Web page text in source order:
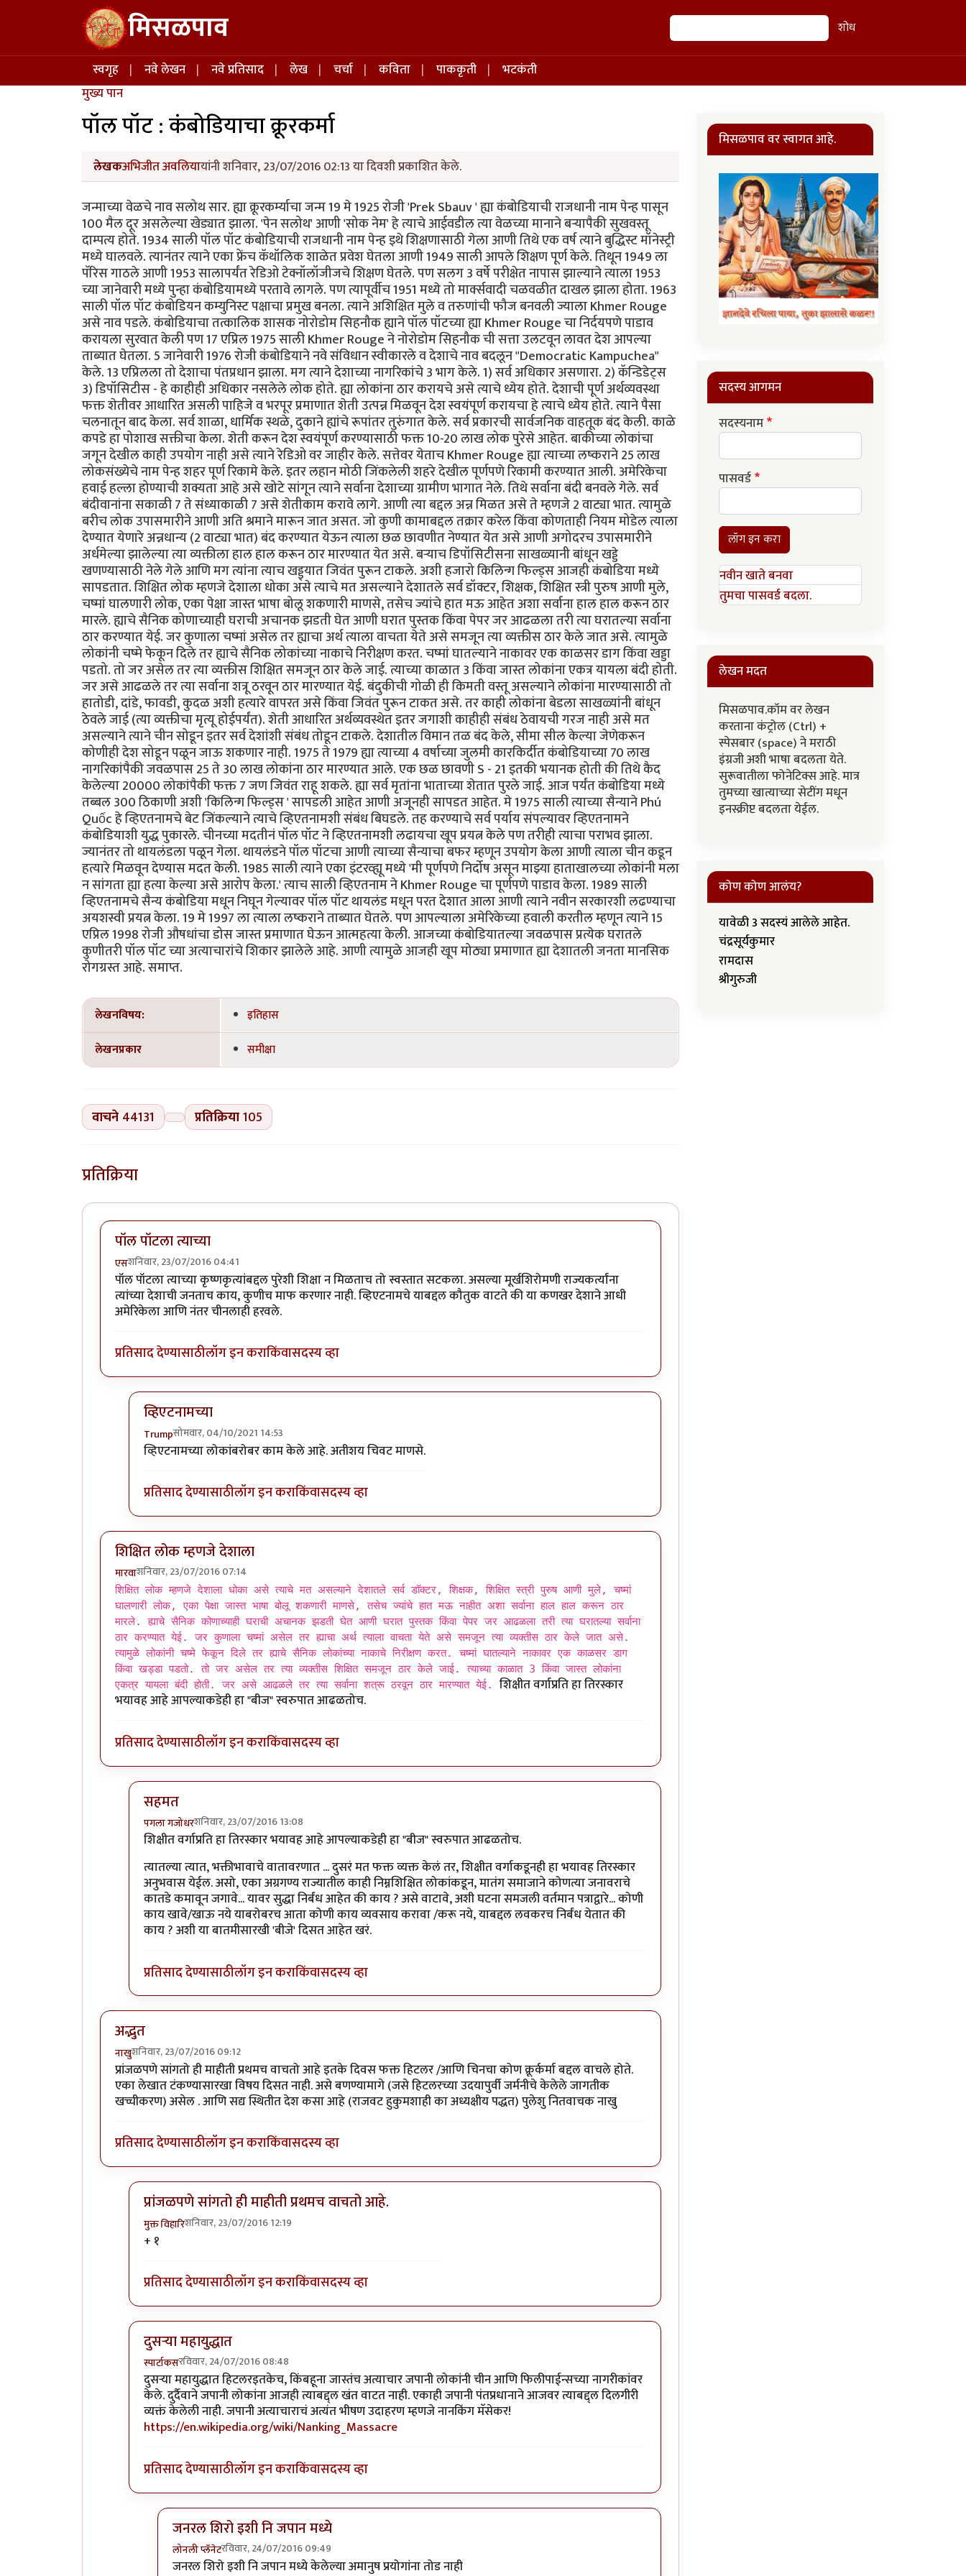
Skip to main content मिसळपाव शोध शोध
Main navigation
स्वगृह नवे लेखन नवे प्रतिसाद लेख चर्चा कविता पाककृती
भटकंती
मुख्य पान
पॉल पॉट : कंबोडियाचा क्रूरकर्मा
लेखकअभिजीत अवलियायांनी शनिवार, 23/07/2016 02:13 या दिवशी प्रकाशित केले.
जन्माच्या वेळचे नाव सलोथ सार. ह्या क्रूरकर्म्याचा जन्म 19 मे 1925 रोजी 'Prek Sbauv ' ह्या कंबोडियाची राजधानी नाम पेन्ह पासून
100 मैल दूर असलेल्या खेड्यात झाला. 'पेन सलोथ' आणी 'सोक नेम' हे त्याचे आईवडील त्या वेळच्या मानाने बऱ्यापैकी सुखवस्तू
दाम्पत्य होते. 1934 साली पॉल पॉट कंबोडियाची राजधानी नाम पेन्ह इथे शिक्षणासाठी गेला आणी तिथे एक वर्ष त्याने बुद्धिस्ट मॉनेस्ट्री
मध्ये घालवले. त्यानंतर त्याने एका फ्रेंच कॅथॉलिक शाळेत प्रवेश घेतला आणी 1949 साली आपले शिक्षण पूर्ण केले. तिथून 1949 ला
पॅरिस गाठले आणी 1953 सालापर्यंत रेडिओ टेक्नॉलॉजीजचे शिक्षण घेतले. पण सलग 3 वर्षे परीक्षेत नापास झाल्याने त्याला 1953
च्या जानेवारी मध्ये पुन्हा कंबोडियामध्ये परतावे लागले. पण त्यापूर्वीच 1951 मध्ये तो मार्क्सवादी चळवळीत दाखल झाला होता. 1963
साली पॉल पॉट कंबोडियन कम्युनिस्ट पक्षाचा प्रमुख बनला. त्याने अशिक्षित मुले व तरुणांची फौज बनवली ज्याला Khmer Rouge
असे नाव पडले. कंबोडियाचा तत्कालिक शासक नोरोडोम सिहनौक ह्याने पॉल पॉटच्या ह्या Khmer Rouge चा निर्दयपणे पाडाव
करायला सुरवात केली पण 17 एप्रिल 1975 साली Khmer Rouge ने नोरोडोम सिहनौक ची सत्ता उलटवून लावत देश आपल्या
ताब्यात घेतला. 5 जानेवारी 1976 रोजी कंबोडियाने नवे संविधान स्वीकारले व देशाचे नाव बदलून "Democratic Kampuchea"
केले. 13 एप्रिलला तो देशाचा पंतप्रधान झाला. मग त्याने देशाच्या नागरिकांचे 3 भाग केले. 1) सर्व अधिकार असणारा. 2) कॅन्डिडेट्स
3) डिपॉसिटीस - हे काहीही अधिकार नसलेले लोक होते. ह्या लोकांना ठार करायचे असे त्याचे ध्येय होते. देशाची पूर्ण अर्थव्यवस्था
फक्त शेतीवर आधारित असली पाहिजे व भरपूर प्रमाणात शेती उत्पन्न मिळवून देश स्वयंपूर्ण करायचा हे त्याचे ध्येय होते. त्याने पैसा
चलनातून बाद केला. सर्व शाळा, धार्मिक स्थळे, दुकाने ह्यांचे रूपांतर तुरुंगात केले. सर्व प्रकारची सार्वजनिक वाहतूक बंद केली. काळे
कपडे हा पोशाख सक्तीचा केला. शेती करून देश स्वयंपूर्ण करण्यासाठी फक्त 10-20 लाख लोक पुरेसे आहेत. बाकीच्या लोकांचा
जगून देखील काही उपयोग नाही असे त्याने रेडिओ वर जाहीर केले. सत्तेवर येताच Khmer Rouge ह्या त्याच्या लष्कराने 25 लाख
लोकसंख्येचे नाम पेन्ह शहर पूर्ण रिकामे केले. इतर लहान मोठी जिंकलेली शहरे देखील पूर्णपणे रिकामी करण्यात आली. अमेरिकेचा
हवाई हल्ला होण्याची शक्यता आहे असे खोटे सांगून त्याने सर्वाना देशाच्या ग्रामीण भागात नेले. तिथे सर्वाना बंदी बनवले गेले. सर्व
बंदीवानांना सकाळी 7 ते संध्याकाळी 7 असे शेतीकाम करावे लागे. आणी त्या बद्दल अन्न मिळत असे ते म्हणजे 2 वाट्या भात. त्यामुळे
बरीच लोक उपासमारीने आणी अति श्रमाने मारून जात असत. जो कुणी कामाबद्दल तक्रार करेल किंवा कोणताही नियम मोडेल त्याला
देण्यात येणारे अन्नधान्य (2 वाट्या भात) बंद करण्यात येऊन त्याला छळ छावणीत नेण्यात येत असे आणी अगोदरच उपासमारीने
अर्धमेल्या झालेल्या त्या व्यक्तीला हाल हाल करून ठार मारण्यात येत असे. बऱ्याच डिपॉसिटीसना साखळ्यानी बांधून खड्डे
खणण्यासाठी नेले गेले आणि मग त्यांना त्याच खड्ड्यात जिवंत पुरून टाकले. अशी हजारो किलिन्ग फिल्ड्स आजही कंबोडिया मध्ये
सापडतात. शिक्षित लोक म्हणजे देशाला धोका असे त्याचे मत असल्याने देशातले सर्व डॉक्टर, शिक्षक, शिक्षित स्त्री पुरुष आणी मुले,
चष्मां घालणारी लोक, एका पेक्षा जास्त भाषा बोलू शकणारी माणसे, तसेच ज्यांचे हात मऊ आहेत अशा सर्वाना हाल हाल करून ठार
मारले. ह्याचे सैनिक कोणाच्याही घराची अचानक झडती घेत आणी घरात पुस्तक किंवा पेपर जर आढळला तरी त्या घरातल्या सर्वाना
ठार करण्यात येई. जर कुणाला चष्मां असेल तर ह्याचा अर्थ त्याला वाचता येते असे समजून त्या व्यक्तीस ठार केले जात असे. त्यामुळे
लोकांनी चष्मे फेकून दिले तर ह्याचे सैनिक लोकांच्या नाकाचे निरीक्षण करत. चष्मां घातल्याने नाकावर एक काळसर डाग किंवा खड्डा
पडतो. तो जर असेल तर त्या व्यक्तीस शिक्षित समजून ठार केले जाई. त्याच्या काळात 3 किंवा जास्त लोकांना एकत्र यायला बंदी होती.
जर असे आढळले तर त्या सर्वाना शत्रू ठरवून ठार मारण्यात येई. बंदुकीची गोळी ही किमती वस्तू असल्याने लोकांना मारण्यासाठी तो
हातोडी, दांडे, फावडी, कुदळ अशी हत्यारे वापरत असे किंवा जिवंत पुरून टाकत असे. तर काही लोकांना बेडला साखळ्यांनी बांधून
ठेवले जाई (त्या व्यक्तीचा मृत्यू होईपर्यंत). शेती आधारित अर्थव्यवस्थेत इतर जगाशी काहीही संबंध ठेवायची गरज नाही असे मत
असल्याने त्याने चीन सोडून इतर सर्व देशांशी संबंध तोडून टाकले. देशातील विमान तळ बंद केले, सीमा सील केल्या जेणेकरून
कोणीही देश सोडून पळून जाऊ शकणार नाही. 1975 ते 1979 ह्या त्याच्या 4 वर्षाच्या जुलमी कारकिर्दीत कंबोडियाच्या 70 लाख
नागरिकांपैकी जवळपास 25 ते 30 लाख लोकांना ठार मारण्यात आले. एक छळ छावणी S - 21 इतकी भयानक होती की तिथे कैद
केलेल्या 20000 लोकांपैकी फक्त 7 जण जिवंत राहू शकले. ह्या सर्व मृतांना भाताच्या शेतात पुरले जाई. आज पर्यंत कंबोडिया मध्ये
तब्बल 300 ठिकाणी अशी 'किलिन्ग फिल्ड्स ' सापडली आहेत आणी अजूनही सापडत आहेत. मे 1975 साली त्याच्या सैन्याने Phú
Quốc हे व्हिएतनामचे बेट जिंकल्याने त्याचे व्हिएतनामशी संबंध बिघडले. तह करण्याचे सर्व पर्याय संपल्यावर व्हिएतनामने
कंबोडियाशी युद्ध पुकारले. चीनच्या मदतीनं पॉल पॉट ने व्हिएतनामशी लढायचा खूप प्रयत्न केले पण तरीही त्याचा पराभव झाला.
ज्यानंतर तो थायलंडला पळून गेला. थायलंडने पॉल पॉटचा आणी त्याच्या सैन्याचा बफर म्हणून उपयोग केला आणी त्याला चीन कडून
हत्यारे मिळवून देण्यास मदत केली. 1985 साली त्याने एका इंटरव्ह्यू मध्ये 'मी पूर्णपणे निर्दोष असून माझ्या हाताखालच्या लोकांनी मला
न सांगता ह्या हत्या केल्या असे आरोप केला.' त्याच साली व्हिएतनाम ने Khmer Rouge चा पूर्णपणे पाडाव केला. 1989 साली
व्हिएतनामचे सैन्य कंबोडिया मधून निघून गेल्यावर पॉल पॉट थायलंड मधून परत देशात आला आणी त्याने नवीन सरकारशी लढण्याचा
अयशस्वी प्रयत्न केला. 19 मे 1997 ला त्याला लष्कराने ताब्यात घेतले. पण आपल्याला अमेरिकेच्या हवाली करतील म्हणून त्याने 15
एप्रिल 1998 रोजी औषधांचा डोस जास्त प्रमाणात घेऊन आत्महत्या केली. आजच्या कंबोडियातल्या जवळपास प्रत्येक घरातले
कुणीतरी पॉल पॉट च्या अत्याचारांचे शिकार झालेले आहे. आणी त्यामुळे आजही खूप मोठ्या प्रमाणात ह्या देशातली जनता मानसिक
रोगग्रस्त आहे. समाप्त.
लेखनविषय:
इतिहास
लेखनप्रकार
समीक्षा
वाचने 44131 प्रतिक्रिया105
प्रतिक्रिया
पॉल पॉटला त्याच्या
एसशनिवार, 23/07/2016 04:41
पॉल पॉटला त्याच्या कृष्णकृत्यांबद्दल पुरेशी शिक्षा न मिळताच तो स्वस्तात सटकला. असल्या मूर्खशिरोमणी राज्यकर्त्यांना
त्यांच्या देशाची जनताच काय, कुणीच माफ करणार नाही. व्हिएटनामचे याबद्दल कौतुक वाटते की या कणखर देशाने आधी
अमेरिकेला आणि नंतर चीनलाही हरवले.
प्रतिसाद देण्यासाठीलॉग इन कराकिंवासदस्य व्हा
व्हिएटनामच्या
Trumpसोमवार, 04/10/2021 14:53
In reply toपॉल पॉटला त्याच्याbyएस
व्हिएटनामच्या लोकांबरोबर काम केले आहे. अतीशय चिवट माणसे.
प्रतिसाद देण्यासाठीलॉग इन कराकिंवासदस्य व्हा
शिक्षित लोक म्हणजे देशाला
मारवाशनिवार, 23/07/2016 07:14
शिक्षित लोक म्हणजे देशाला धोका असे त्याचे मत असल्याने देशातले सर्व डॉक्टर, शिक्षक, शिक्षित स्त्री पुरुष आणी मुले, चष्मां
घालणारी लोक, एका पेक्षा जास्त भाषा बोलू शकणारी माणसे, तसेच ज्यांचे हात मऊ नाहीत अशा सर्वाना हाल हाल करून ठार
मारले. ह्याचे सैनिक कोणाच्याही घराची अचानक झडती घेत आणी घरात पुस्तक किंवा पेपर जर आढळला तरी त्या घरातल्या सर्वाना
ठार करण्यात येई. जर कुणाला चष्मां असेल तर ह्याचा अर्थ त्याला वाचता येते असे समजून त्या व्यक्तीस ठार केले जात असे.
त्यामुळे लोकांनी चष्मे फेकून दिले तर ह्याचे सैनिक लोकांच्या नाकाचे निरीक्षण करत. चष्मां घातल्याने नाकावर एक काळसर डाग
किंवा खड्डा पडतो. तो जर असेल तर त्या व्यक्तीस शिक्षित समजून ठार केले जाई. त्याच्या काळात 3 किंवा जास्त लोकांना
एकत्र यायला बंदी होती. जर असे आढळले तर त्या सर्वाना शत्रू ठरवून ठार मारण्यात येई. शिक्षीत वर्गाप्रति हा तिरस्कार
भयावह आहे आपल्याकडेही हा "बीज" स्वरुपात आढळतोच.
प्रतिसाद देण्यासाठीलॉग इन कराकिंवासदस्य व्हा
सहमत
पगला गजोधरशनिवार, 23/07/2016 13:08
In reply toशिक्षित लोक म्हणजे देशालाbyमारवा
शिक्षीत वर्गाप्रति हा तिरस्कार भयावह आहे आपल्याकडेही हा "बीज" स्वरुपात आढळतोच.
त्यातल्या त्यात, भक्तीभावाचे वातावरणात ... दुसरं मत फक्त व्यक्त केलं तर, शिक्षीत वर्गाकडूनही हा भयावह तिरस्कार
अनुभवास येईल. असो, एका अग्रगण्य राज्यातील काही निम्नशिक्षित लोकांकडून, मातंग समाजाने कोणत्या जनावराचे
कातडे कमावून जगावे... यावर सुद्धा निर्बंध आहेत की काय ? असे वाटावे, अशी घटना समजली वर्तमान पत्राद्वारे... कोणी
काय खावे/खाऊ नये याबरोबरच आता कोणी काय व्यवसाय करावा /करू नये, याबद्दल लवकरच निर्बंध येतात की
काय ? अशी या बातमीसारखी 'बीजे' दिसत आहेत खरं.
प्रतिसाद देण्यासाठीलॉग इन कराकिंवासदस्य व्हा
अद्भुत
नाखुशनिवार, 23/07/2016 09:12
प्रांजळपणे सांगतो ही माहीती प्रथमच वाचतो आहे इतके दिवस फक्त हिटलर /आणि चिनचा कोण क्रूर्कर्मा बद्दल वाचले होते.
एका लेखात टंकण्यासारखा विषय दिसत नाही. असे बणण्यामागे (जसे हिटलरच्या उदयापुर्वी जर्मनीचे केलेले जागतीक
खच्चीकरण) असेल . आणि सद्य स्थितीत देश कसा आहे (राजवट हुकुमशाही का अध्यक्षीय पद्धत) पुलेशु नितवाचक नाखु
प्रतिसाद देण्यासाठीलॉग इन कराकिंवासदस्य व्हा
प्रांजळपणे सांगतो ही माहीती प्रथमच वाचतो आहे.
मुक्त विहारिशनिवार, 23/07/2016 12:19
In reply to
+ १
प्रतिसाद देण्यासाठीलॉग इन कराकिंवासदस्य व्हा
दुसर्‍या महायुद्धात
स्पार्टाकसरविवार, 24/07/2016 08:48
In reply toअद्भुतbyनाखु
दुसर्‍या महायुद्धात हिटलरइतकेच, किंबहूना जास्तंच अत्याचार जपानी लोकांनी चीन आणि फिलीपाईन्सच्या नागरीकांवर
केले. दुर्दैवाने जपानी लोकांना आजही त्याबद्द्ल खंत वाटत नाही. एकाही जपानी पंतप्रधानाने आजवर त्याबद्द्ल दिलगीरी
व्यक्तं केलेली नाही. जपानी अत्याचाराचं अत्यंत भीषण उदाहरण म्हणजे नानकिंग मॅसेकर!
https://en.wikipedia.org/wiki/Nanking_Massacre
प्रतिसाद देण्यासाठीलॉग इन कराकिंवासदस्य व्हा
जनरल शिरो इशी नि जपान मध्ये
लोनली प्लॅनेटरविवार, 24/07/2016 09:49
In reply toदुसर्‍या महायुद्धातbyस्पार्टाकस
जनरल शिरो इशी नि जपान मध्ये केलेल्या अमानुष प्रयोगांना तोड नाही
मिसळपाव वर स्वागत आहे.
सदस्य आगमन
सदस्यनाम
पासवर्ड
लॉग इन करा
नवीन खाते बनवा
तुमचा पासवर्ड बदला.
लेखन मदत
मिसळपाव.कॉम वर लेखन
करताना कंट्रोल (Ctrl) +
स्पेसबार (space) ने मराठी
इंग्रजी अशी भाषा बदलता येते.
सुरूवातीला फोनेटिक्स आहे. मात्र
तुमच्या खात्याच्या सेटींग मधून
इनस्क्रीप्ट बदलता येईल.
कोण कोण आलंय?
यावेळी 3 सदस्यं आलेले आहेत.
चंद्रसूर्यकुमार
रामदास
श्रीगुरुजी